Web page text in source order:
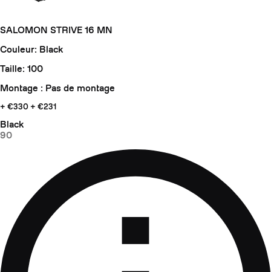
SALOMON STRIVE 16 MN
Couleur: Black
Taille: 100
Montage : Pas de montage
+ €330 + €231
Black
90